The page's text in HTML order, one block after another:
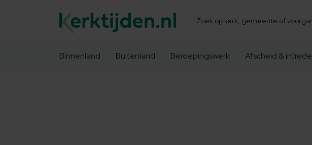
Zoeken
Binnenland Buitenland Beroepingswerk Afscheid & intrede